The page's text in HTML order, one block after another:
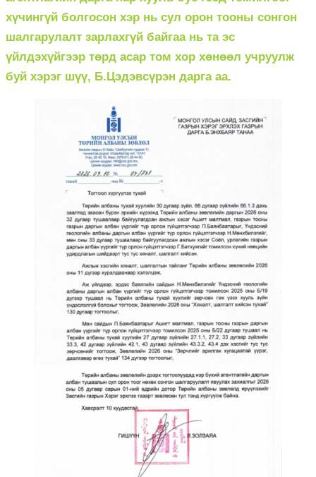
хүчингүй болгосон хэр нь сул орон тооны сонгон
шалгарулалт зарлахгүй байгаа нь та эс
үйлдэхүйгээр төрд асар том хор хөнөөл учруулж
буй хэрэг шүү, Б.Цэдэвсүрэн дарга аа.